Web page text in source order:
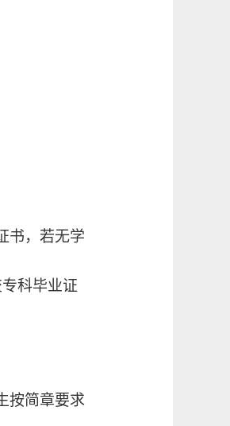
书，若无学
科毕业证
按简章要求